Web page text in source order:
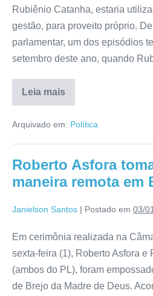
Rubiênio Catanha, estaria
gestão, para proveito próprio.
parlamentar, um dos episódios
setembro deste ano, quando
Leia mais
Arquivado em: Política
Roberto Asfora
maneira remota em
Janielson Santos | Postado em 03/
Em cerimônia realizada na
sexta-feira (1), Roberto Asfora e
(ambos do PL), foram
de Brejo da Madre de Deus.